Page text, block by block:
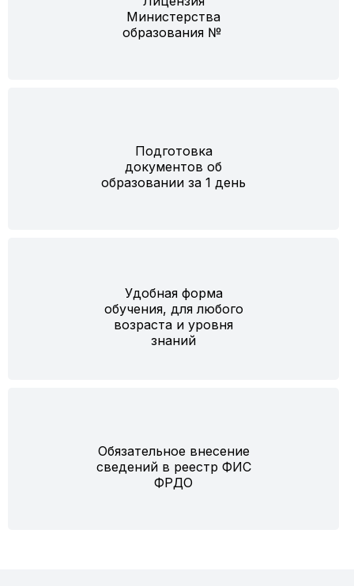
Министерства
образования №
Подготовка
документов об
образовании за 1 день
Удобная форма
обучения, для любого
возраста и уровня
знаний
Обязательное внесение
сведений в реестр ФИС
ФРДО